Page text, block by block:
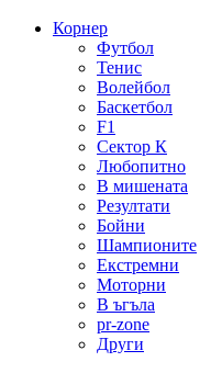
Корнер
Футбол
Тенис
Волейбол
Баскетбол
F1
Сектор К
Любопитно
В мишената
Резултати
Бойни
Шампионите
Екстремни
Моторни
В ъгъла
pr-zone
Други